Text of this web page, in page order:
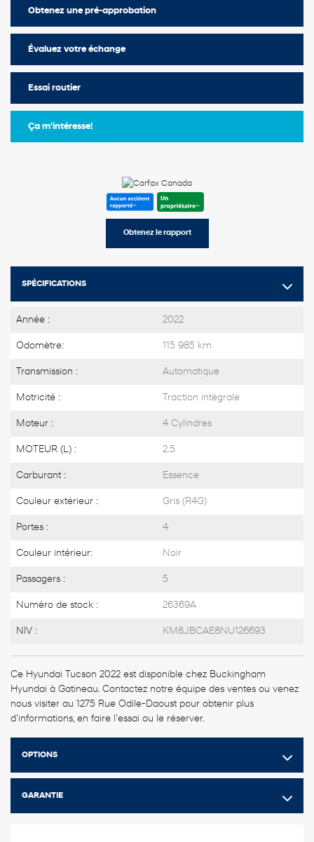
Obtenez le rapport
SPÉCIFICATIONS
Année : 2022
Odomètre: 115 985 km
Transmission : Automatique
Motricité : Traction intégrale
Moteur : 4 Cylindres
MOTEUR (L) : 2.5
Carburant : Essence
Couleur extérieur : Gris (R4G)
Portes : 4
Couleur intérieur: Noir
Passagers : 5
Numéro de stock : 26369A
NIV : KM8JBCAE8NU126693
Ce Hyundai Tucson 2022 est disponible chez Buckingham
Hyundai à Gatineau. Contactez notre équipe des ventes ou venez
nous visiter au 1275 Rue Odile-Daoust pour obtenir plus
d'informations, en faire l'essai ou le réserver.
OPTIONS
GARANTIE
Obtenez une pré-approbation
Évaluez votre échange
Essai routier
Ça m'intéresse!